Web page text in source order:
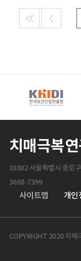
치매극복
03082 서울특별시 종로
3668-7399
사이트맵 개인
COPYRIGHT 2020 치매